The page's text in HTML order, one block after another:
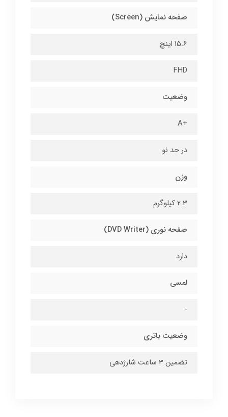
صفحه نمایش (Screen)
15.6 اینچ
FHD
وضعیت
+A
در حد نو
وزن
2.3 کیلوگرم
صفحه نوری (DVD Writer)
دارد
لمسی
-
وضعیت باتری
تضمین 3 ساعت شارژدهی